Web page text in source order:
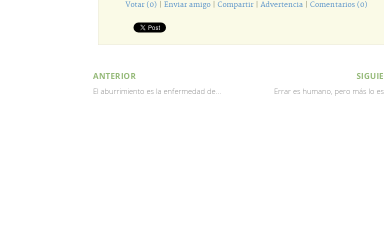
Votar (0) Enviar amigo Compartir Advertencia Comentarios (0)
ANTERIOR
El aburrimiento es la enfermedad de... Errar es humano, pero más lo